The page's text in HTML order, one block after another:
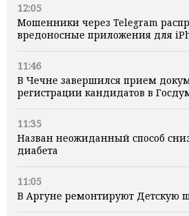
12:05
Мошенники через Telegram
вредоносные приложения для
11:46
В Чечне завершился прием
регистрации кандидатов в
11:35
Назван неожиданный способ
диабета
11:05
В Аргуне ремонтируют Детскую